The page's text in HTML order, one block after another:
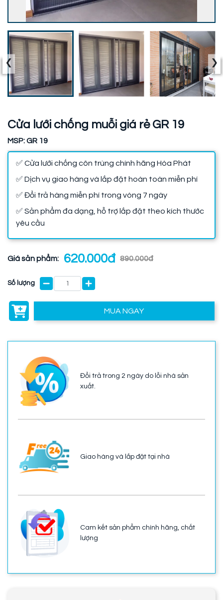
‹ ›
Cửa lưới chống muỗi giá rẻ GR 19
MSP: GR 19
✅ Cửa lưới chống côn trùng chính hãng Hòa Phát
✅ Dịch vụ giao hàng và lắp đặt hoàn toàn miễn phí
✅ Đổi trả hàng miễn phí trong vòng 7 ngày
✅ Sản phẩm đa dạng, hỗ trợ lắp đặt theo kích thước
yêu cầu
Giá sản phẩm: 620.000đ 890.000đ
Số lượng
MUA NGAY
Đổi trả trong 2 ngày do lỗi nhà sản
xuất.
Giao hàng và lắp đặt tại nhà
Cam kết sản phẩm chính hãng, chất
lượng